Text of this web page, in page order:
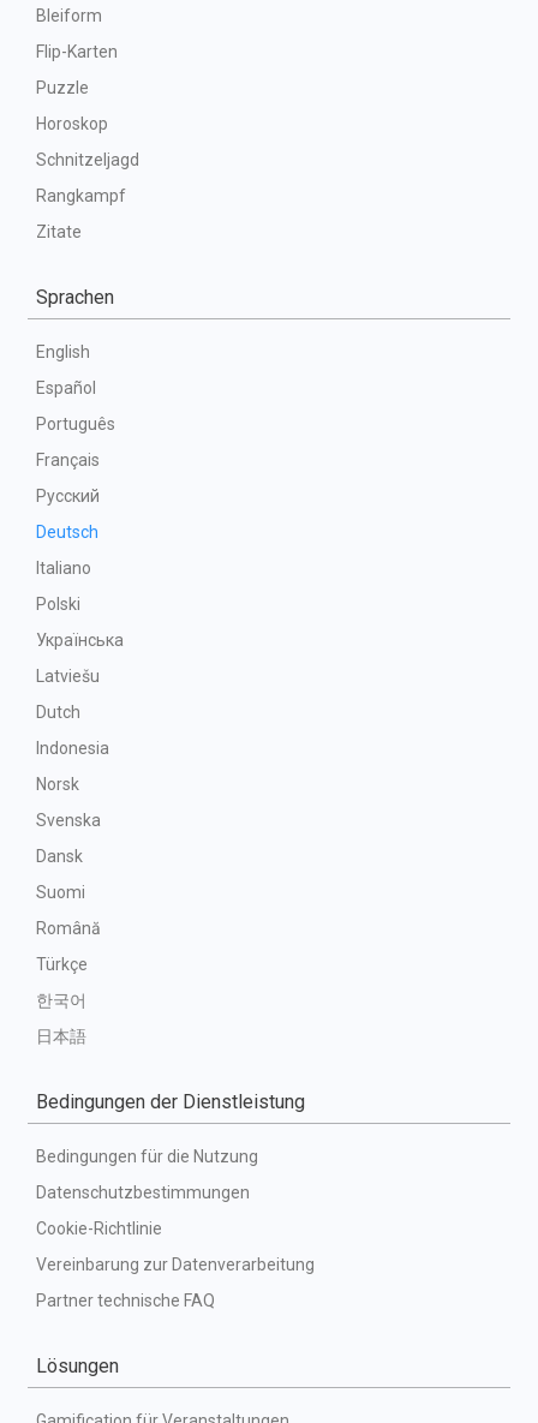
Bleiform
Flip-Karten
Puzzle
Horoskop
Schnitzeljagd
Rangkampf
Zitate
Sprachen
English
Español
Português
Français
Русский
Deutsch
Italiano
Polski
Українська
Latviešu
Dutch
Indonesia
Norsk
Svenska
Dansk
Suomi
Română
Türkçe
한국어
日本語
Bedingungen der Dienstleistung
Bedingungen für die Nutzung
Datenschutzbestimmungen
Cookie-Richtlinie
Vereinbarung zur Datenverarbeitung
Partner technische FAQ
Lösungen